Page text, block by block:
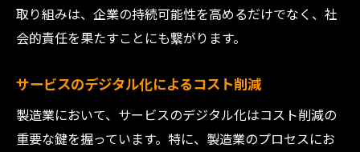
取り組みは、企業の持続可能性を高めるだけでなく、社
会的責任を果たすことにも繋がります。
サービスのデジタル化によるコスト削減
製造業において、サービスのデジタル化はコスト削減の
重要な鍵を握っています。特に、製造業のプロセスにお